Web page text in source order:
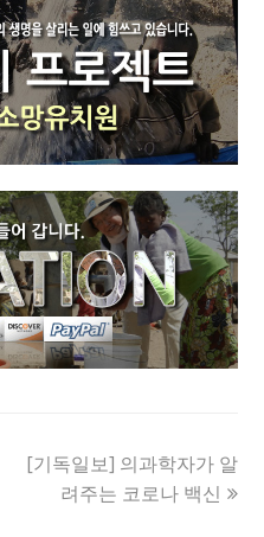
next
post:
[기독일보] 의과학자가 알
려주는 코로나 백신